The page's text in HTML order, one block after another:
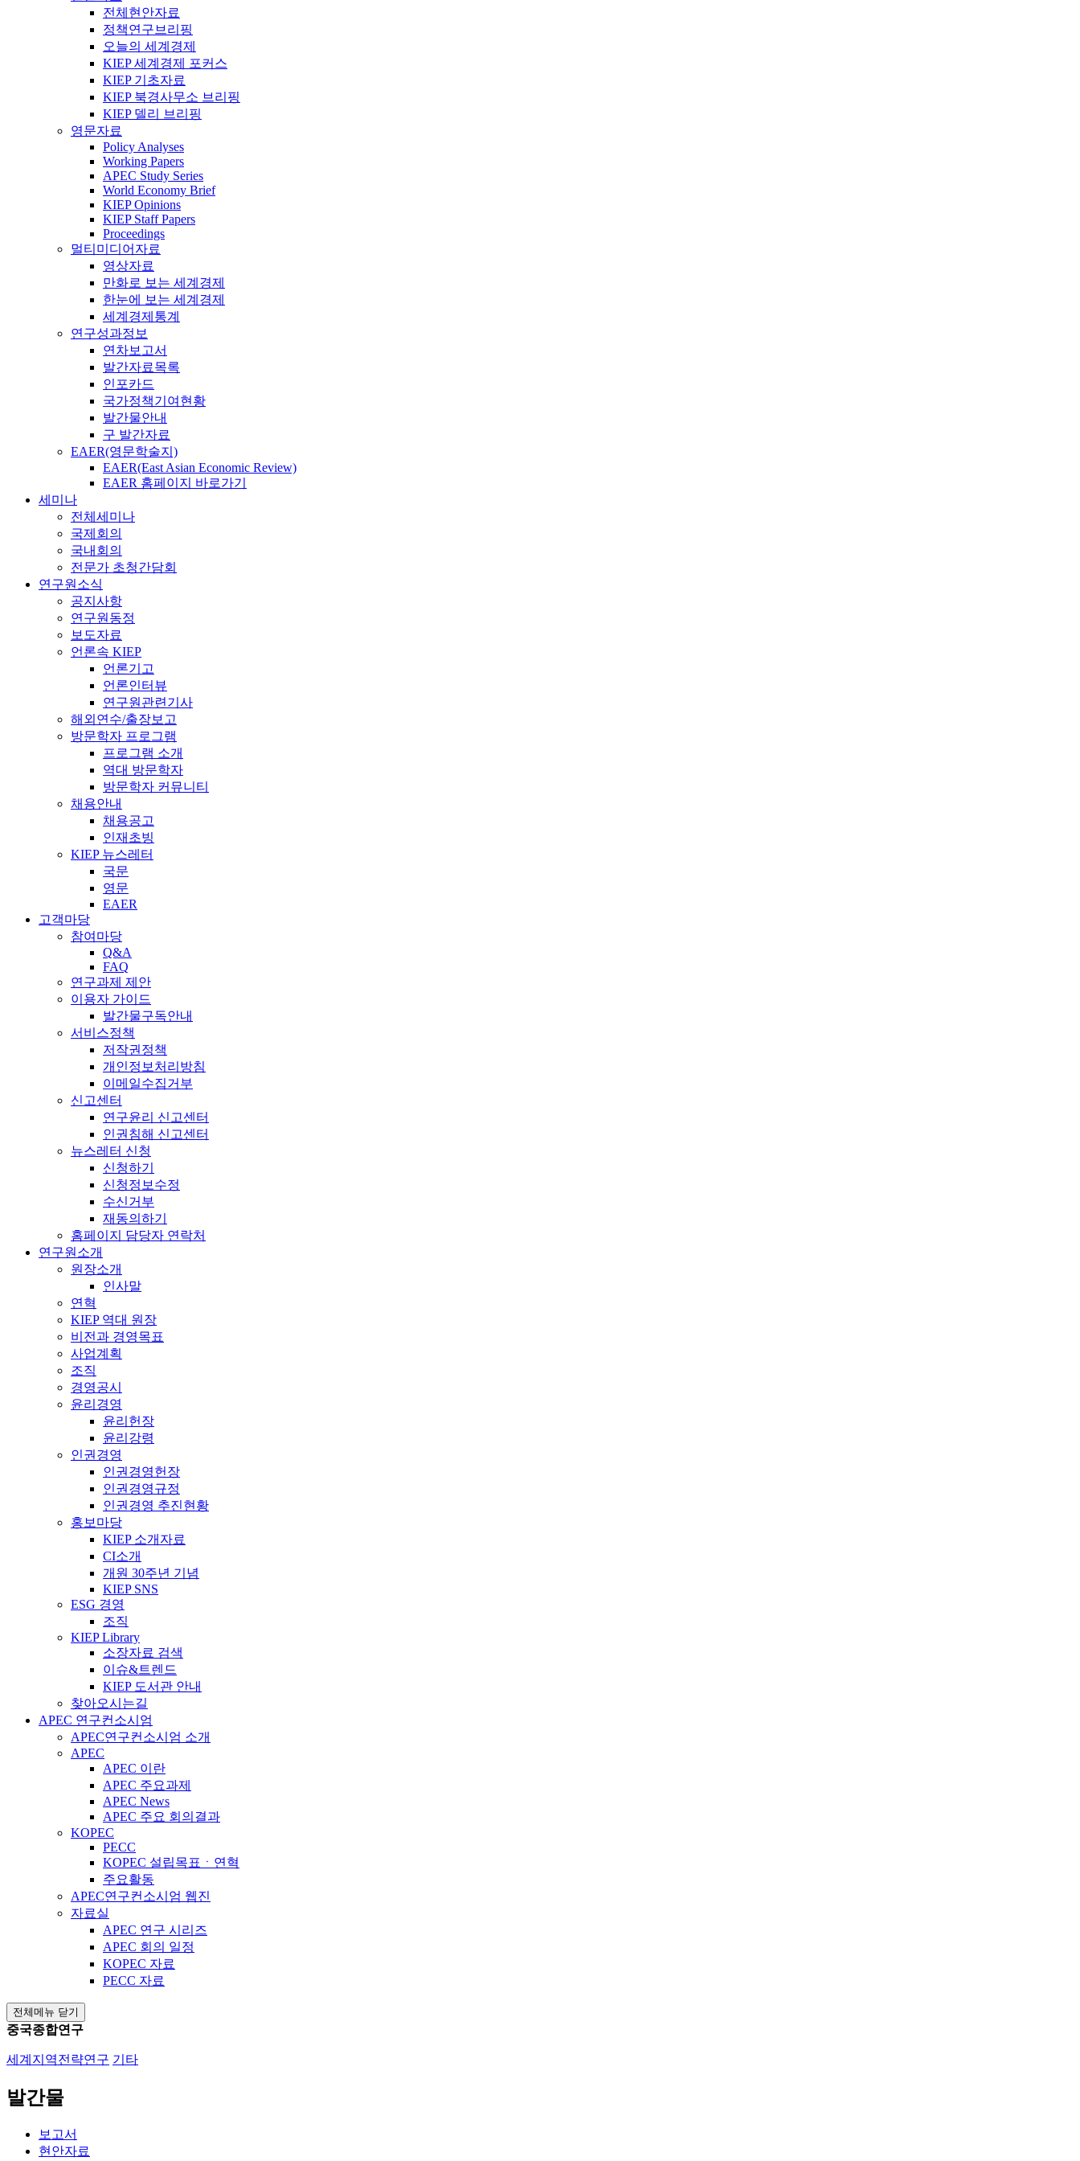
전체현안자료
정책연구브리핑
오늘의 세계경제
KIEP 세계경제 포커스
KIEP 기초자료
KIEP 북경사무소 브리핑
KIEP 델리 브리핑
영문자료
Policy Analyses
Working Papers
APEC Study Series
World Economy Brief
KIEP Opinions
KIEP Staff Papers
Proceedings
멀티미디어자료
영상자료
만화로 보는 세계경제
한눈에 보는 세계경제
세계경제통계
연구성과정보
연차보고서
발간자료목록
인포카드
국가정책기여현황
발간물안내
구 발간자료
EAER(영문학술지)
EAER(East Asian Economic Review)
EAER 홈페이지 바로가기
세미나
전체세미나
국제회의
국내회의
전문가 초청간담회
연구원소식
공지사항
연구원동정
보도자료
언론속 KIEP
언론기고
언론인터뷰
연구원관련기사
해외연수/출장보고
방문학자 프로그램
프로그램 소개
역대 방문학자
방문학자 커뮤니티
채용안내
채용공고
인재초빙
KIEP 뉴스레터
국문
영문
EAER
고객마당
참여마당
Q&A
FAQ
연구과제 제안
이용자 가이드
발간물구독안내
서비스정책
저작권정책
개인정보처리방침
이메일수집거부
신고센터
연구윤리 신고센터
인권침해 신고센터
뉴스레터 신청
신청하기
신청정보수정
수신거부
재동의하기
홈페이지 담당자 연락처
연구원소개
원장소개
인사말
연혁
KIEP 역대 원장
비전과 경영목표
사업계획
조직
경영공시
윤리경영
윤리헌장
윤리강령
인권경영
인권경영헌장
인권경영규정
인권경영 추진현황
홍보마당
KIEP 소개자료
CI소개
개원 30주년 기념
KIEP SNS
ESG 경영
조직
KIEP Library
소장자료 검색
이슈&트렌드
KIEP 도서관 안내
찾아오시는길
APEC 연구컨소시엄
APEC연구컨소시엄 소개
APEC
APEC 이란
APEC 주요과제
APEC News
APEC 주요 회의결과
KOPEC
PECC
KOPEC 설립목표ㆍ연혁
주요활동
APEC연구컨소시엄 웹진
자료실
APEC 연구 시리즈
APEC 회의 일정
KOPEC 자료
PECC 자료
전체메뉴 닫기
중국종합연구
세계지역전략연구 기타
발간물
보고서
현안자료